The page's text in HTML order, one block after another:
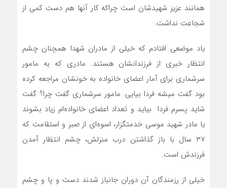
همانند عزیز شهیدشان است چراکه کار آنها هم دست کمی از
شجاعت نداشت.
یاد موضعی افتادم که خیلی از مادران شهدا همچنان چشم
انتظار خبری از فرزندانشان هستند. مادری که به مامور
سرشماری برای آمار اعضای خانواده به خونشان مراجعه کرده
بود گفت میشه فردا بیایی. مامور سرشماری گفت چرا؟ گفت
شاید پسرم فردا بیاید و تعداد اعضای خانواده‌ام زیاد بشوند
یا مادر شهید موسی خدمتگزار، اسوه‌ای از صبر و استقامت که
۳۷ سال با باز گذاشتن درب منزلش، چشم انتظار آمدن
فرزندش است.
خیلی از رزمندگان آن دوران جانباز شدند دست و پا و چشم